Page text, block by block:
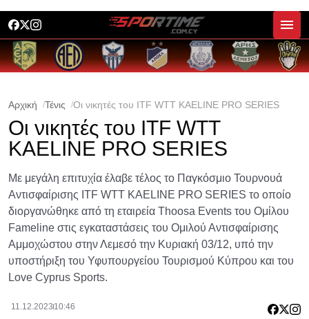
Αρχική Τένις Οι νικητές του ITF WTT KAELINE PRO SERIES
Οι νικητές του ITF WTT
KAELINE PRO SERIES
Με μεγάλη επιτυχία έλαβε τέλος το Παγκόσμιο Τουρνουά
Αντισφαίρισης ITF WTT KAELINE PRO SERIES το οποίο
διοργανώθηκε από τη εταιρεία Thoosa Events του Ομίλου
Fameline στις εγκαταστάσεις του Ομιλού Αντισφαίρισης
Αμμοχώστου στην Λεμεσό την Κυριακή 03/12, υπό την
υποστήριξη του Υφυπουργείου Τουρισμού Κύπρου και του
Love Cyprus Sports.
11.12.2023 10:46